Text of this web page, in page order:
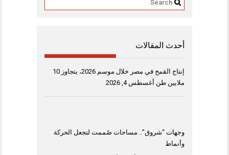
أحدث المقالات
إنتاج القمح في مصر خلال موسم 2026، يتجاوز 10
ملايين طن أغسطس 4, 2026
وجهات “شروق”.. مساحات صُممت لتجعل الحركة
وأنماط